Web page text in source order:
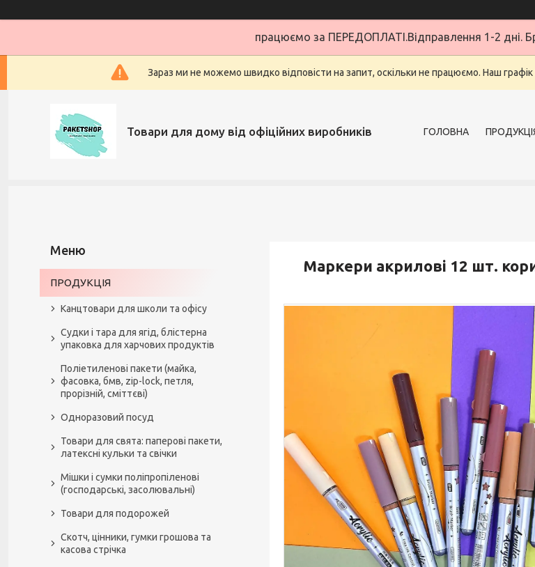
працюємо за ПЕРЕДОПЛАТІ.Відправлення 1-2 дні.
Зараз ми не можемо швидко відповісти на запит, оскільки не працюємо. Наш
Товари для дому від офіційних виробників ГОЛОВНА
Маркери акрилові 12 шт.
ПРОДУКЦІЯ
Канцтовари для школи та офісу
Судки і тара для ягід, блістерна
упаковка для харчових продуктів
Поліетиленові пакети (майка,
фасовка, бмв, zip-lock, петля,
прорізній, сміттєві)
Одноразовий посуд
Товари для свята: паперові пакети,
латексні кульки та свічки
Мішки і сумки поліпропіленові
(господарські, засолювальні)
Товари для подорожей
Скотч, цінники, гумки грошова та
касова стрічка